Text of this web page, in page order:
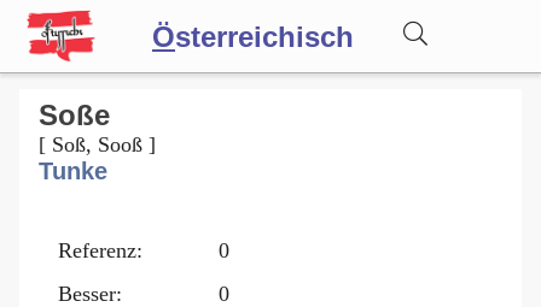
Österreichisch
Wörterbuch
Forum
Blog
Soße
[ Soß, Sooß ]
Tunke
Referenz:
0
Besser:
0